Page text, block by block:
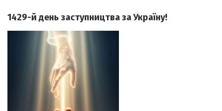
1429-й день заступництва за Україну!